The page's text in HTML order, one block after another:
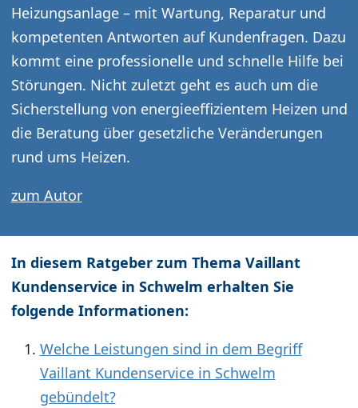
Heizungsanlage – mit Wartung, Reparatur und
kompetenten Antworten auf Kundenfragen. Dazu
kommt eine professionelle und schnelle Hilfe bei
Störungen. Nicht zuletzt geht es auch um die
Sicherstellung von energieeffizientem Heizen und
die Beratung über gesetzliche Veränderungen
rund ums Heizen.
zum Autor
In diesem Ratgeber zum Thema Vaillant
Kundenservice in Schwelm erhalten Sie
folgende Informationen:
Welche Leistungen sind in dem Begriff
Vaillant Kundenservice in Schwelm
gebündelt?